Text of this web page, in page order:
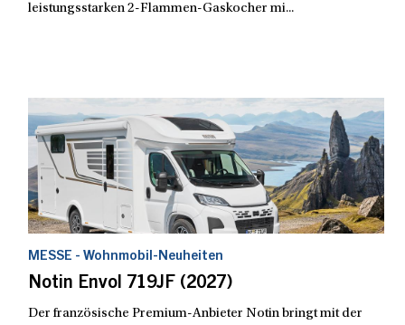
leistungsstarken 2-Flammen-Gaskocher mi...
MESSE - Wohnmobil-Neuheiten
Notin Envol 719JF (2027)
Der französische Premium-Anbieter Notin bringt mit der